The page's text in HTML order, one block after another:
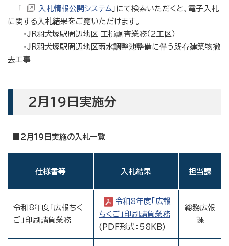
「
入札情報公開システム 」にて検索いただくと、電子入札
に関する入札結果をご覧いただけます。
・JR羽犬塚駅周辺地区 工損調査業務（2工区）
・JR羽犬塚駅周辺地区雨水調整池整備に伴う既存建築物撤
去工事
2月19日実施分
■2月19日実施の入札一覧
仕様書等 入札結果 担当課
令和8年度「広報ちく
ご」印刷請負業務
令和8年度「広報
ちくご」印刷請負業務
(PDF形式：58KB)
総務広報
課